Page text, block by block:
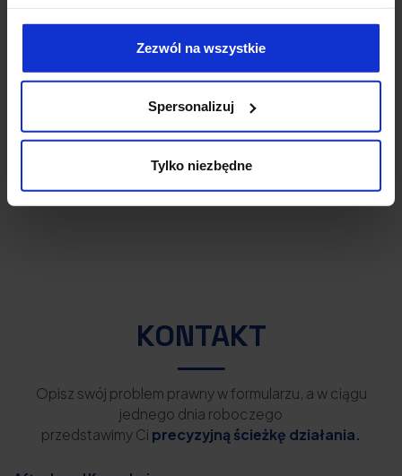
Zezwól na wszystkie
Spersonalizuj
Tylko niezbędne
drag along, czyli prawo pociągnięcia do zbycia
udziałów,
lock-up,
prawo odkupu i reverse vesting,
odpowiedzialność stron,
KONTAKT
Opisz swój problem prawny w formularzu, a w ciągu
jednego dnia roboczego
przedstawimy Ci precyzyjną ścieżkę działania.